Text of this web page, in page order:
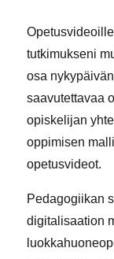
tutkimukseni
osa
saavutettavaa
opiskelijan
oppimisen
opetusvideot.
Pedagogiikan
digitalisaation